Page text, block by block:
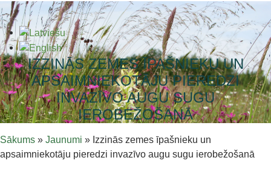
IZZINĀS ZEMES ĪPAŠNIEKU UN
APSAIMNIEKOTĀJU PIEREDZI
INVAZĪVO AUGU SUGU
IEROBEŽOŠANĀ
Sākums » Jaunumi » Izzinās zemes īpašnieku un
apsaimniekotāju pieredzi invazīvo augu sugu ierobežošanā